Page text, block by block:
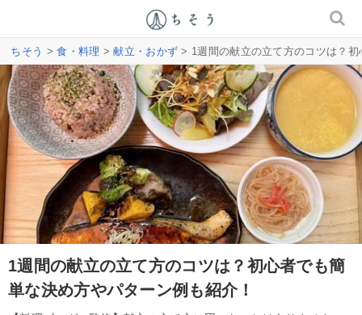
ちそう >食・料理 >献立・おかず > 1週間の献立の立て方のコツは？
1週間の献立の立て方のコツは？初心者でも簡
単な決め方やパターン例も紹介！